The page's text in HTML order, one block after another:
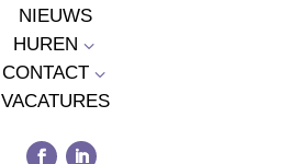
NIEUWS
HUREN 3
CONTACT3
VACATURES